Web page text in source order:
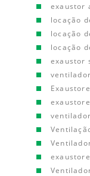
exaustor
locação
locação
locação
exaustor